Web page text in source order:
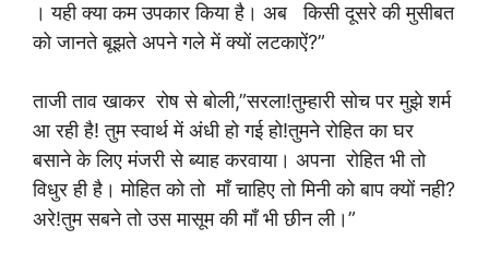
। यही क्या कम उपकार किया है। अब किसी दूसरे की मुसीबत
को जानते बूझते अपने गले में क्यों लटकाऐं?”
ताजी ताव खाकर रोष से बोली,”सरला!तुम्हारी सोच पर मुझे शर्म
आ रही है! तुम स्वार्थ में अंधी हो गई हो!तुमने रोहित का घर
बसाने के लिए मंजरी से ब्याह करवाया। अपना रोहित भी तो
विधुर ही है। मोहित को तो माँ चाहिए तो मिनी को बाप क्यों नही?
अरे!तुम सबने तो उस मासूम की माँ भी छीन ली।”